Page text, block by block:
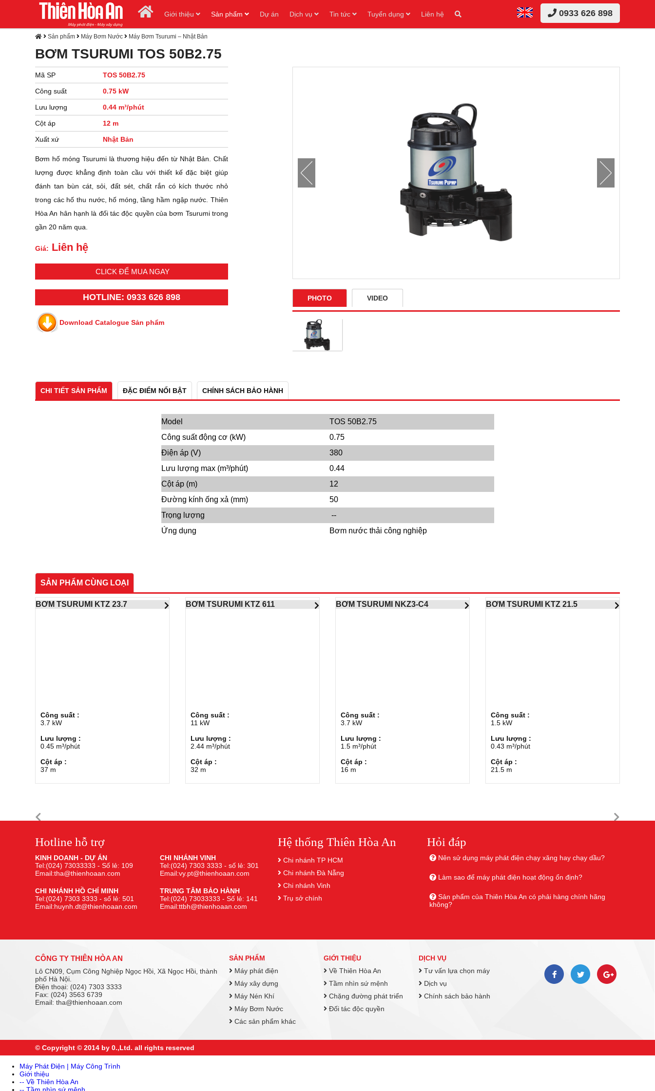
0933 626 898
Giới thiệu Sản phẩm Dự án Dịch vụ Tin tức Tuyển dụng Liên hệ
Sản phẩm Máy Bơm Nước Máy Bơm Tsurumi – Nhật Bản
BƠM TSURUMI TOS 50B2.75
Mã SP TOS 50B2.75
Công suất 0.75 kW
Lưu lượng 0.44 m³/phút
Cột áp 12 m
Xuất xứ Nhật Bản
Bơm hố móng Tsurumi là thương hiệu đến từ Nhật Bản. Chất
lượng được khẳng định toàn cầu với thiết kế đặc biệt giúp
đánh tan bùn cát, sỏi, đất sét, chất rắn có kích thước nhỏ
trong các hố thu nước, hố móng, tầng hầm ngập nước. Thiên
Hòa An hân hạnh là đối tác độc quyền của bơm Tsurumi trong
gần 20 năm qua.
Giá: Liên hệ
CLICK ĐỂ MUA NGAY
HOTLINE: 0933 626 898
Download Catalogue Sản phẩm
PHOTO VIDEO
CHI TIẾT SẢN PHẨM ĐẶC ĐIỂM NỔI BẬT CHÍNH SÁCH BẢO HÀNH
Model
TOS 50B2.75
Công suất động cơ (kW)
0.75
Điện áp (V)
380
Lưu lượng max (m³/phút)
0.44
Cột áp (m)
12
Đường kính ống xả (mm)
50
Trọng lượng
--
Ứng dụng
Bơm nước thải công nghiệp
SẢN PHẨM CÙNG LOẠI
BƠM TSURUMI KTZ 23.7
Công suất :
3.7 kW
Lưu lượng :
0.45 m³/phút
Cột áp :
37 m
BƠM TSURUMI KTZ 611
Công suất :
11 kW
Lưu lượng :
2.44 m³/phút
Cột áp :
32 m
BƠM TSURUMI NKZ3-C4
Công suất :
3.7 kW
Lưu lượng :
1.5 m³/phút
Cột áp :
16 m
BƠM TSURUMI KTZ 21.5
Công suất :
1.5 kW
Lưu lượng :
0.43 m³/phút
Cột áp :
21.5 m
Hotline hỗ trợ
KINH DOANH - DỰ ÁN
Tel:(024) 73033333 - Số lẻ: 109
Email:tha@thienhoaan.com
CHI NHÁNH VINH
Tel:(024) 7303 3333 - số lẻ: 301
Email:vy.pt@thienhoaan.com
CHI NHÁNH HỒ CHÍ MINH
Tel:(024) 7303 3333 - số lẻ: 501
Email:huynh.dt@thienhoaan.com
TRUNG TÂM BẢO HÀNH
Tel:(024) 73033333 - Số lẻ: 141
Email:ttbh@thienhoaan.com
Hệ thống Thiên Hòa An
Chi nhánh TP HCM
Chi nhánh Đà Nẵng
Chi nhánh Vinh
Trụ sở chính
Hỏi đáp
Nên sử dụng máy phát điện chạy xăng hay chạy dầu?
Làm sao để máy phát điện hoạt động ổn định?
Sản phẩm của Thiên Hòa An có phải hàng chính hãng
không?
CÔNG TY THIÊN HÒA AN
Lô CN09, Cụm Công Nghiệp Ngọc Hồi, Xã Ngọc Hồi, thành
phố Hà Nội.
Điện thoại: (024) 7303 3333
Fax: (024) 3563 6739
Email: tha@thienhoaan.com
SẢN PHẨM
Máy phát điện
Máy xây dựng
Máy Nén Khí
Máy Bơm Nước
Các sản phẩm khác
GIỚI THIỆU
Về Thiên Hòa An
Tầm nhìn sứ mệnh
Chặng đường phát triển
Đối tác độc quyền
DỊCH VỤ
Tư vấn lựa chọn máy
Dịch vụ
Chính sách bảo hành
© Copyright © 2014 by 0.,Ltd. all rights reserved
Máy Phát Điện | Máy Công Trình
Giới thiệu
-- Về Thiên Hòa An